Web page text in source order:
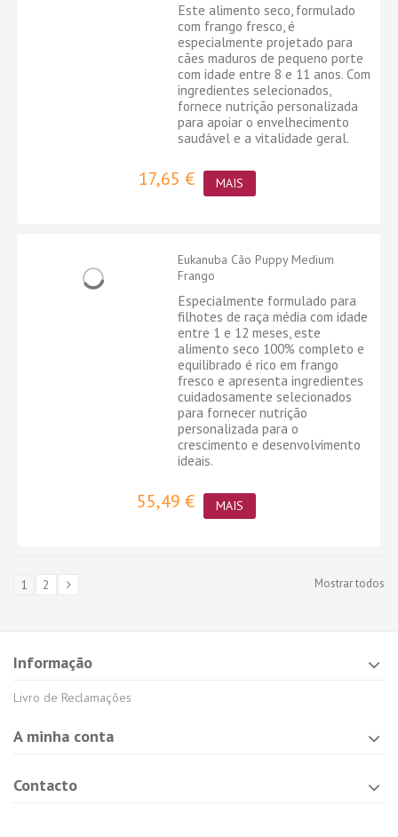
Este alimento seco, formulado
com frango fresco, é
especialmente projetado para
cães maduros de pequeno porte
com idade entre 8 e 11 anos. Com
ingredientes selecionados,
fornece nutrição personalizada
para apoiar o envelhecimento
saudável e a vitalidade geral.
17,65 € MAIS
Eukanuba Cão Puppy Medium
Frango
Especialmente formulado para
filhotes de raça média com idade
entre 1 e 12 meses, este
alimento seco 100% completo e
equilibrado é rico em frango
fresco e apresenta ingredientes
cuidadosamente selecionados
para fornecer nutrição
personalizada para o
crescimento e desenvolvimento
ideais.
55,49 € MAIS
Mostrar todos
1 2
Informação
Livro de Reclamações
A minha conta
Contacto